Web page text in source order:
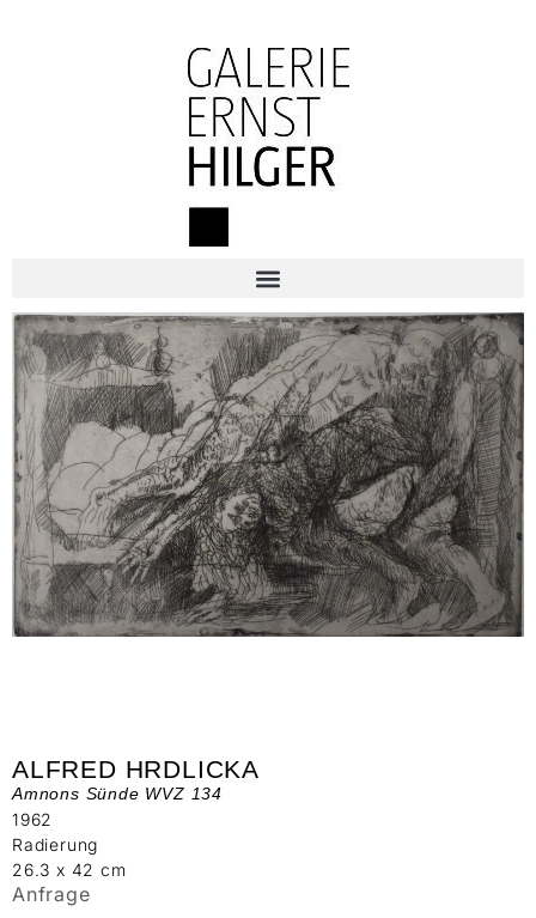
ALFRED HRDLICKA
Amnons Sünde WVZ 134
1962
Radierung
26.3 x 42 cm
Anfrage